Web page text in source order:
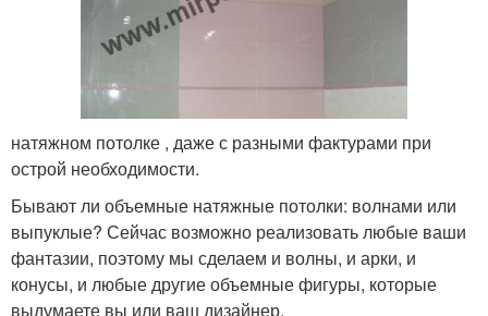
натяжном потолке , даже с разными фактурами при
острой необходимости.
Бывают ли объемные натяжные потолки: волнами или
выпуклые? Сейчас возможно реализовать любые ваши
фантазии, поэтому мы сделаем и волны, и арки, и
конусы, и любые другие объемные фигуры, которые
выдумаете вы или ваш дизайнер.